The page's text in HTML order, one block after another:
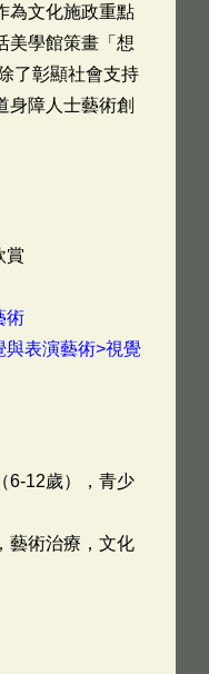
為文化施政重點
美學館策畫「想
了彰顯社會支持
身障人士藝術創
賞
術
與表演藝術>視覺
6-12歲），青少
藝術治療，文化